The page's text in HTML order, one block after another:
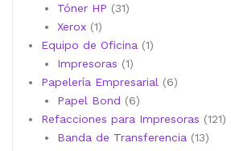
productos
Tóner HP 3131
Xerox 11
producto
Equipo de Oficina 11
Impresoras 11
producto
Papelería Empresarial 66
Papel Bond 66
productos
Refacciones para Impresoras 121121
Banda de Transferencia 1313